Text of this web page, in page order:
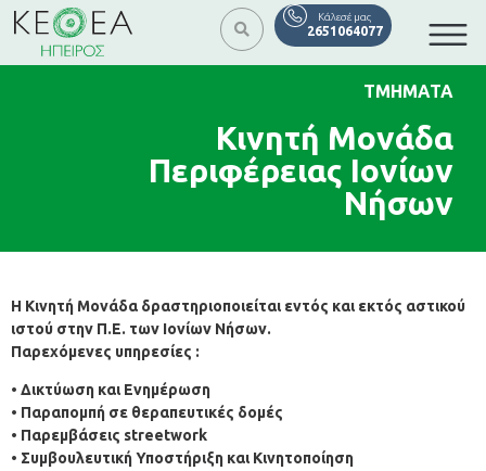
Κάλεσέ μας
2651064077
ΤΜΗΜΑΤΑ
Κινητή Μονάδα
Περιφέρειας Ιονίων
Νήσων
Η Κινητή Μονάδα δραστηριοποιείται εντός και εκτός αστικού
ιστού στην Π.Ε. των Ιονίων Νήσων.
Παρεχόμενες υπηρεσίες :
• Δικτύωση και Ενημέρωση
• Παραπομπή σε θεραπευτικές δομές
• Παρεμβάσεις streetwork
• Συμβουλευτική Υποστήριξη και Κινητοποίηση